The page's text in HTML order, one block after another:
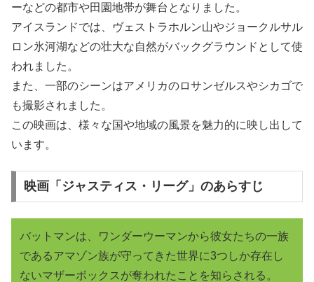
ーなどの都市や田園地帯が舞台となりました。
アイスランドでは、ヴェストラホルン山やジョークルサル
ロン氷河湖などの壮大な自然がバックグラウンドとして使
われました。
また、一部のシーンはアメリカのロサンゼルスやシカゴで
も撮影されました。
この映画は、様々な国や地域の風景を魅力的に映し出して
います。
映画「ジャスティス・リーグ」のあらすじ
バットマンは、ワンダーウーマンから彼女たちの一族
であるアマゾン族が守ってきた世界に3つしか存在し
ないマザーボックスが奪われたことを知らされる。